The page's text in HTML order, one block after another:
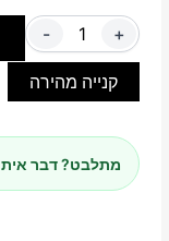
- +
קנייה מהירה
מתלבט? דבר